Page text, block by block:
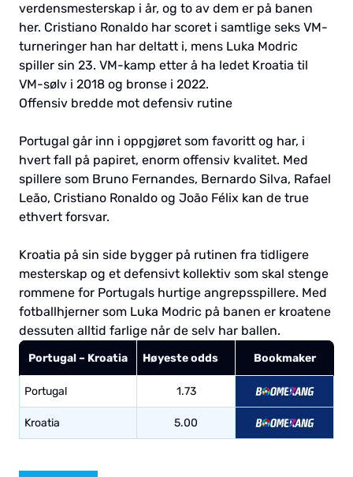
verdensmesterskap i år, og to av dem er på banen
her. Cristiano Ronaldo har scoret i samtlige seks VM-
turneringer han har deltatt i, mens Luka Modric
spiller sin 23. VM-kamp etter å ha ledet Kroatia til
VM-sølv i 2018 og bronse i 2022.
Offensiv bredde mot defensiv rutine
Portugal går inn i oppgjøret som favoritt og har, i
hvert fall på papiret, enorm offensiv kvalitet. Med
spillere som Bruno Fernandes, Bernardo Silva, Rafael
Leão, Cristiano Ronaldo og João Félix kan de true
ethvert forsvar.
Kroatia på sin side bygger på rutinen fra tidligere
mesterskap og et defensivt kollektiv som skal stenge
rommene for Portugals hurtige angrepsspillere. Med
fotballhjerner som Luka Modric på banen er kroatene
dessuten alltid farlige når de selv har ballen.
Portugal – Kroatia Høyeste odds Bookmaker
Portugal 1.73
Kroatia 5.00